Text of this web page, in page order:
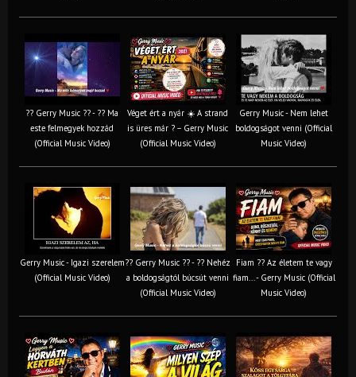
?? Gerry Music ?? - ?? Ma
este felmegyek hozzád
(Official Music Video)
Véget ért a nyár ☀️ A strand
is üres már ? – Gerry Music
(Official Music Video)
Gerry Music - Nem lehet
boldogságot venni (Official
Music Video)
Gerry Music - Igazi szerelem
(Official Music Video)
?? Gerry Music ?? - ?? Nehéz
a boldogságtól búcsút venni
(Official Music Video)
Fiam ?‍? Az életem te vagy
fiam... - Gerry Music (Official
Music Video)